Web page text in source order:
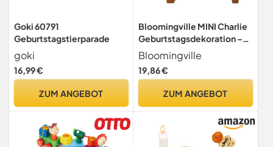
Goki 60791
Geburtstagstierparade
goki
16,99 €
ZUM ANGEBOT
Bloomingville MINI Charlie
Geburtstagsdekoration –
Braun – FSC®100%
Lotusbaumholz & MDF –
Hund mit Kerzenhalter und
Geschenkbox – 28 × 14 × 5
Bloomingville
19,86 €
ZUM ANGEBOT